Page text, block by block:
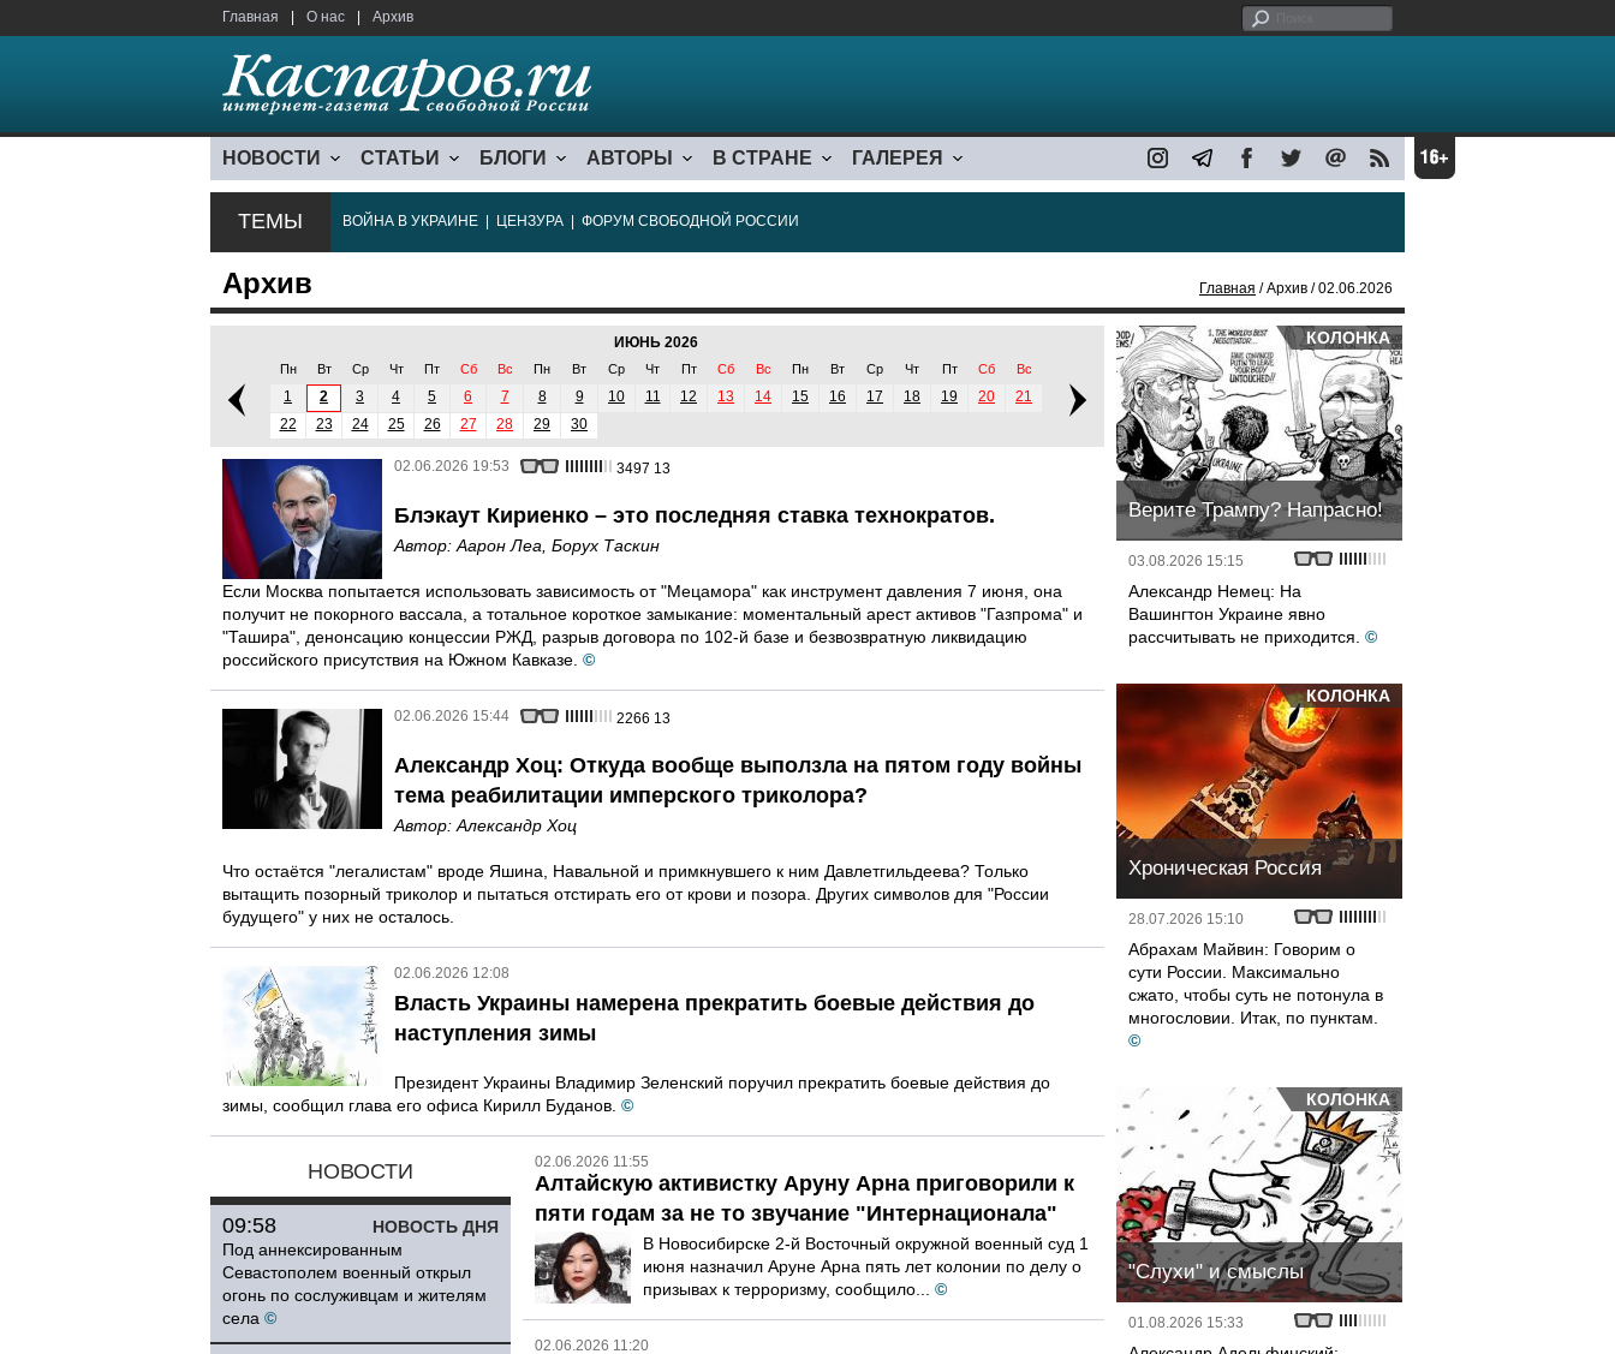
Главная О нас Архив
НОВОСТИ СТАТЬИ БЛОГИ АВТОРЫ В СТРАНЕ ГАЛЕРЕЯ
ТЕМЫ ВОЙНА В УКРАИНЕ ЦЕНЗУРА ФОРУМ СВОБОДНОЙ РОССИИ
Архив Главная / Архив / 02.06.2026
ИЮНЬ 2026
Пн Вт Ср Чт Пт Сб Вс Пн Вт Ср Чт Пт Сб Вс Пн Вт Ср Чт Пт Сб Вс
1 2 3 4 5 6 7 8 9 10 11 12 13 14 15 16 17 18 19 20
21
22
23 24 25 26 27 28 29 30
02.06.2026 19:53 3497 13
Блэкаут Кириенко – это последняя ставка технократов.
Автор: Аарон Леа Борух Таскин
Если Москва попытается использовать зависимость от "Мецамора" как инструмент давления 7 июня, она
получит не покорного вассала, а тотальное короткое замыкание: моментальный арест активов "Газпрома" и
"Ташира", денонсацию концессии РЖД, разрыв договора по 102-й базе и безвозвратную ликвидацию
российского присутствия на Южном Кавказе. ©
02.06.2026 15:44 2266 13
Александр Хоц: Откуда вообще выползла на пятом году войны
тема реабилитации имперского триколора?
Автор: Александр Хоц
Что остаётся "легалистам" вроде Яшина, Навальной и примкнувшего к ним Давлетгильдеева? Только
вытащить позорный триколор и пытаться отстирать его от крови и позора. Других символов для "России
будущего" у них не осталось.
02.06.2026 12:08
Власть Украины намерена прекратить боевые действия до
наступления зимы
Президент Украины Владимир Зеленский поручил прекратить боевые действия до
зимы, сообщил глава его офиса Кирилл Буданов. ©
НОВОСТИ
НОВОСТЬ ДНЯ
09:58
Под аннексированным
Севастополем военный открыл
огонь по сослуживцам и жителям
села ©
02.06.2026 11:55
Алтайскую активистку Аруну Арна приговорили к
пяти годам за не то звучание "Интернационала"
В Новосибирске 2-й Восточный окружной военный суд 1
июня назначил Аруне Арна пять лет колонии по делу о
призывах к терроризму, сообщило...
©
02.06.2026 11:20
КОЛОНКА
Верите Трампу? Напрасно!
03.08.2026 15:15
Александр Немец: На
Вашингтон Украине явно
рассчитывать не приходится. ©
КОЛОНКА
Хроническая Россия
28.07.2026 15:10
Абрахам Майвин: Говорим о
сути России. Максимально
сжато, чтобы суть не потонула в
многословии. Итак, по пунктам.
©
КОЛОНКА
"Слухи" и смыслы
01.08.2026 15:33